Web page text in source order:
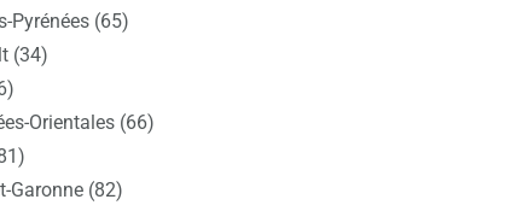
Pyrénées (65)
(34)
Orientales (66)
Garonne (82)